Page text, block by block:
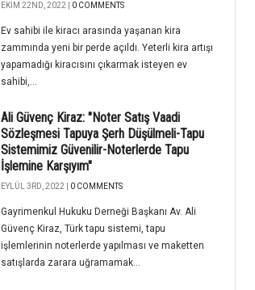
EKIM 22ND, 2022 | 0 COMMENTS
Ev sahibi ile kiracı arasında yaşanan kira
zammında yeni bir perde açıldı. Yeterli kira artışı
yapamadığı kiracısını çıkarmak isteyen ev
sahibi,...
Ali Güvenç Kiraz: "Noter Satış Vaadi
Sözleşmesi Tapuya Şerh Düşülmeli-Tapu
Sistemimiz Güvenilir-Noterlerde Tapu
İşlemine Karşıyım"
EYLÜL 3RD, 2022 | 0 COMMENTS
Gayrimenkul Hukuku Derneği Başkanı Av. Ali
Güvenç Kiraz, Türk tapu sistemi, tapu
işlemlerinin noterlerde yapılması ve maketten
satışlarda zarara uğramamak...